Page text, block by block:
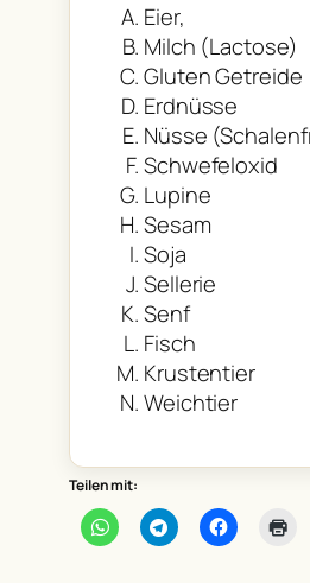
Eier,
Milch (Lactose)
Gluten Getreide
Erdnüsse
Nüsse
Schwefeloxid
Lupine
Sesam
Soja
Sellerie
Senf
Fisch
Krustentier
Weichtier
Teilen mit: